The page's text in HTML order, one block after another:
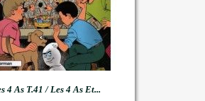
4 As T.41 / Les 4 As Et...